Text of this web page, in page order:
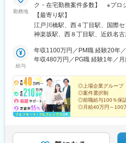
勤務地
ク・在宅勤務案件多数】 ※プロ
社：東京都新宿区山吹町346ー6
戸川橋駅」から徒歩3分／「神楽
店：北海道札幌市中央区南2条
4-10 アルティメイト名駅1st ア
徒歩3分／「名古屋駅」から徒歩
2分／「梅田駅」から徒歩5分■
神4-6-28 いちご天神ノースビル
6分／「西鉄福岡（天神）駅」か
オフィス敷地内全面禁煙※今回募
道府県すべてで勤務可能です
【最寄り駅】
江戸川橋駅、西４丁目駅、国際
神楽坂駅、西８丁目駅、近鉄名
給与
年収1100万円／PM職 経験20年
年収480万円／PG職 経験1年／
◎上場企業グループ
◎案件選択制
◎前職給与100％保
◎月給40万円～100